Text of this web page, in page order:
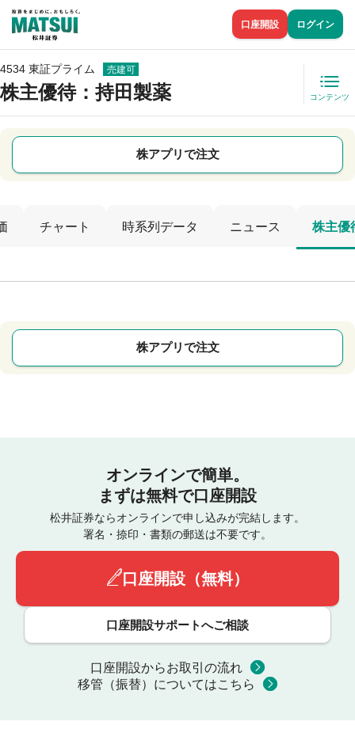
口座開設 ログイン
4534 東証プライム 売建可
株主優待：持田製薬 コンテンツ
株アプリで注文
チャート 時系列データ ニュース 株主優
株アプリで注文
オンラインで簡単。
まずは無料で口座開設
松井証券ならオンラインで申し込みが完結します。
署名・捺印・書類の郵送は不要です。
口座開設（無料）
口座開設サポートへご相談
口座開設からお取引の流れ
移管（振替）についてはこちら